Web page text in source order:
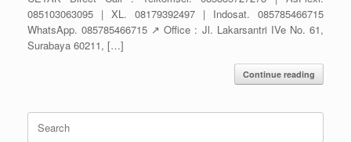
085103063095 | XL. 08179392497 | Indosat. 085785466715
WhatsApp. 085785466715 ↗️ Office : Jl. Lakarsantri IVe No. 61,
Surabaya 60211, […]
Continue reading
Search
for: